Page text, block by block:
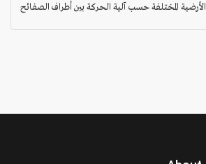
الأرضية المختلفة حسب آلية الحركة بين أطراف الصفائح